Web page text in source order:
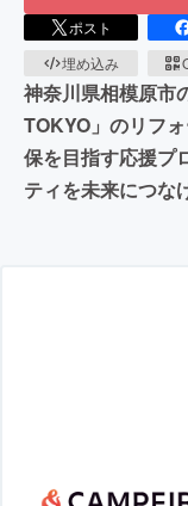
ポスト
埋め込み
神奈川県相模原市
TOKYO」のリフ
保を目指す応援プ
ティを未来につな